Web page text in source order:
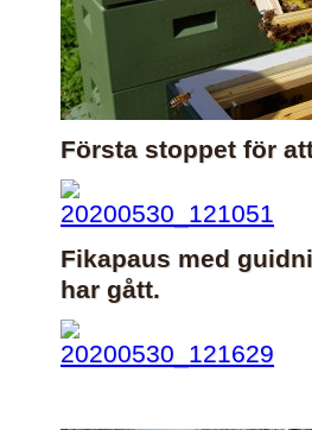
Första stoppet för
Fikapaus med
har gått.